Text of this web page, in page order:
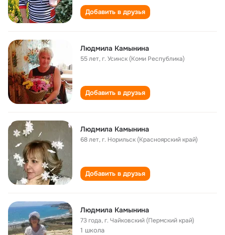
Добавить в друзья
Людмила Камынина
55 лет,г. Усинск (Коми Республика)
Добавить в друзья
Людмила Камынина
68 лет,г. Норильск (Красноярский край)
Добавить в друзья
Людмила Камынина
73 года,г. Чайковский (Пермский край)
1 школа